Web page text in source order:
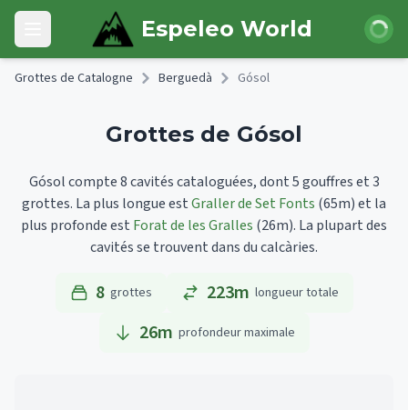
Skip to main content
Open main menu Espeleo World
Grottes de Catalogne Berguedà Gósol
Grottes de Gósol
Gósol compte 8 cavités cataloguées, dont 5 gouffres et 3
grottes. La plus longue estGraller de Set Fonts (65m)et la
plus profonde est Forat de les Gralles (26m). La plupart des
cavités se trouvent dans du calcàries.
8 grottes 223m longueur totale
26m profondeur maximale